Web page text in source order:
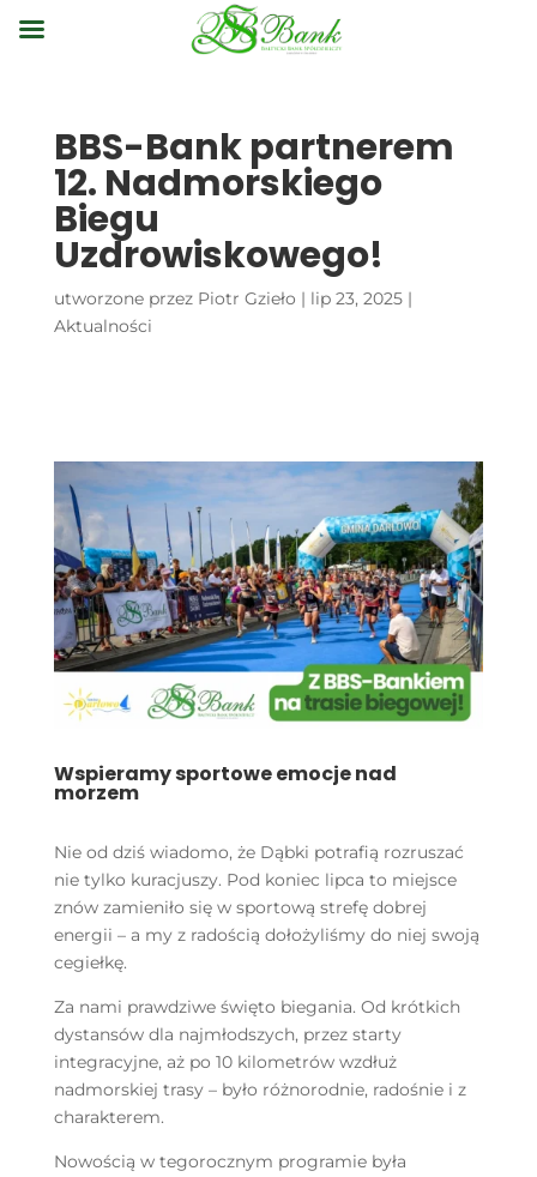
BBS-Bank partnerem
12. Nadmorskiego
Biegu
Uzdrowiskowego!
utworzone przez Piotr Gzieło | lip 23, 2025|
Aktualności
Wspieramy sportowe emocje nad
morzem
Nie od dziś wiadomo, że Dąbki potrafią rozruszać
nie tylko kuracjuszy. Pod koniec lipca to miejsce
znów zamieniło się w sportową strefę dobrej
energii – a my z radością dołożyliśmy do niej swoją
cegiełkę.
Za nami prawdziwe święto biegania. Od krótkich
dystansów dla najmłodszych, przez starty
integracyjne, aż po 10 kilometrów wzdłuż
nadmorskiej trasy – było różnorodnie, radośnie i z
charakterem.
Nowością w tegorocznym programie była